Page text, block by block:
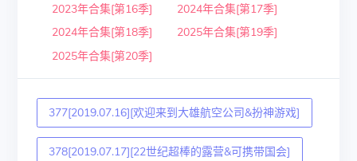
2023年合集[第16季]
2024年合集[第17季]
2024年合集[第18季]
2025年合集[第19季]
2025年合集[第20季]
377[2019.07.16][欢迎来到大雄航空公司&扮神游戏]
378[2019.07.17][22世纪超棒的露营&可携带国会]